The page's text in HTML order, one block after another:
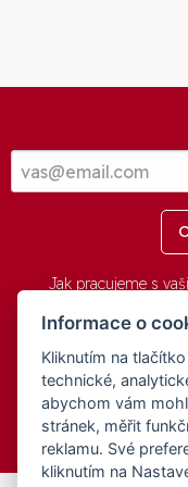
Jak pracujeme s
© 2016-2026 -
aGovernment, Verze:
Všechna práva
Informace o
Kliknutím na
technické,
abychom vám
stránek, měřit
reklamu. Své
kliknutím na